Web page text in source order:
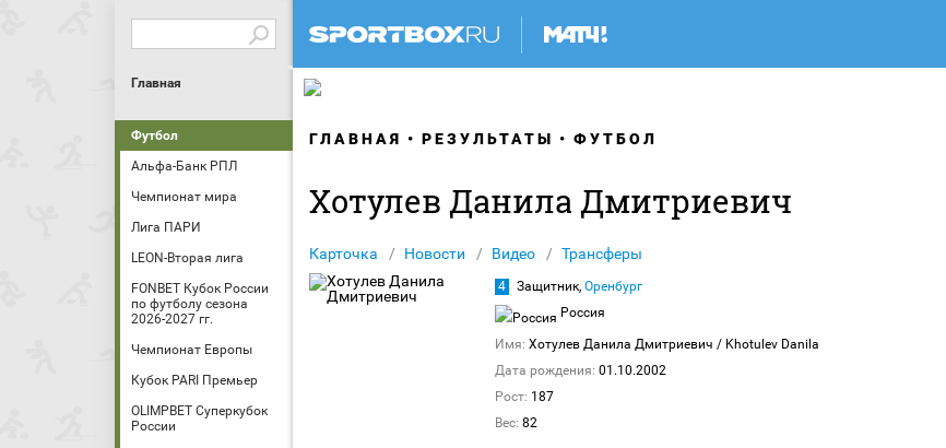
Главная
Футбол
Альфа-Банк РПЛ
Чемпионат мира
Лига ПАРИ
LEON-Вторая лига
FONBET Кубок России
по футболу сезона
2026-2027 гг.
Чемпионат Европы
Кубок PARI Премьер
OLIMPBET Суперкубок
России
ГЛАВНАЯ РЕЗУЛЬТАТЫ ФУТБОЛ
Хотулев Данила Дмитриевич
Карточка Новости Видео Трансферы
4 Защитник, Оренбург
Россия
Имя: Хотулев Данила Дмитриевич / Khotulev Danila
Дата рождения: 01.10.2002
Рост: 187
Вес: 82